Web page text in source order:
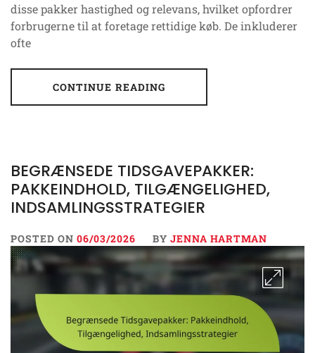
disse pakker hastighed og relevans, hvilket opfordrer
forbrugerne til at foretage rettidige køb. De inkluderer
ofte
CONTINUE READING
BEGRÆNSEDE TIDSGAVEPAKKER:
PAKKEINDHOLD, TILGÆNGELIGHED,
INDSAMLINGSSTRATEGIER
POSTED ON 06/03/2026 BY JENNA HARTMAN